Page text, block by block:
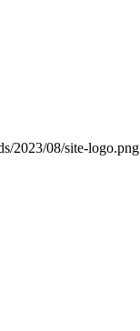
2023/08/site-logo.png